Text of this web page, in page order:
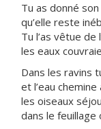
Tu as donné
qu’elle reste
Tu l’as vêtue de
les eaux
Dans les ravins
et l’eau
les oiseaux
dans le feuillage